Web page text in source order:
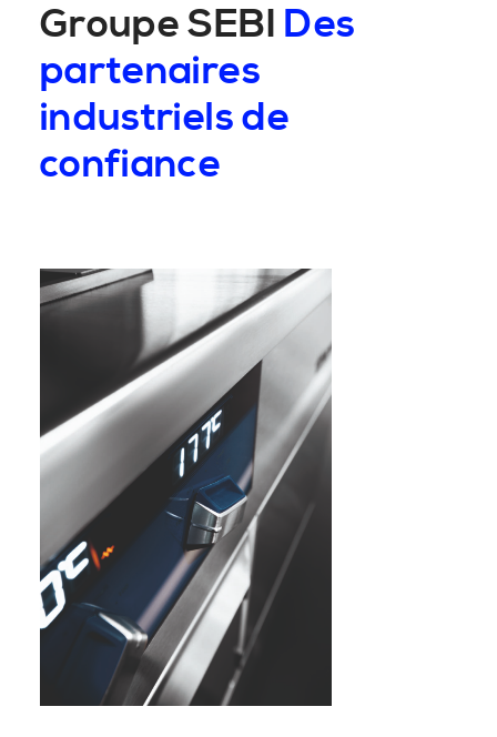
Groupe SEBI Des
partenaires
industriels de
confiance